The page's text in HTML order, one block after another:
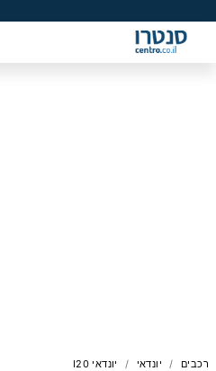
רכבים יונדאי יונדאי I20